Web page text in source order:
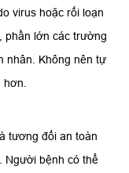
virus hoặc rối loạn
phần lớn các trường
nhân. Không nên tự
hơn.
tương đối an toàn
Người bệnh có thể